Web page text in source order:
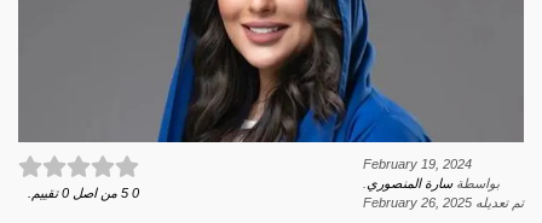
February 19, 2024
بواسطةسارة المنصوري
تم تعديله February 26, 2025
0
5 من اصل 0 تقييم.